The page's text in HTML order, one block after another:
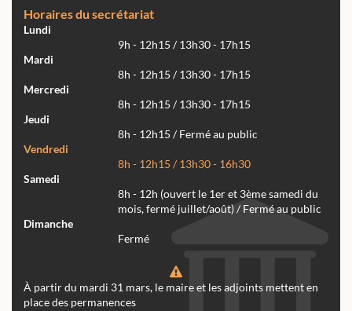
Horaires du secrétariat
Lundi
9h - 12h15 / 13h30 - 17h15
Mardi
8h - 12h15 / 13h30 - 17h15
Mercredi
8h - 12h15 / 13h30 - 17h15
Jeudi
8h - 12h15 / Fermé au public
Vendredi
8h - 12h15 / 13h30 - 16h30
Samedi
8h - 12h (ouvert le 1er et 3ème samedi du
mois, fermé juillet/août) / Fermé au public
Dimanche
Fermé
À partir du mardi 31 mars, le maire et les adjoints mettent en
place des permanences